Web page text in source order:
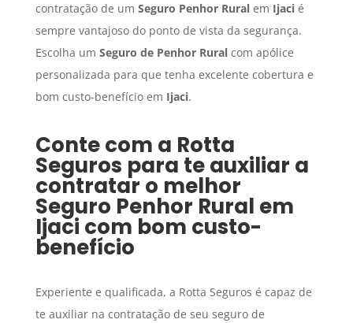
contratação de um Seguro Penhor Ruralem Ijacié
sempre vantajoso do ponto de vista da segurança.
Escolha um Seguro de Penhor Ruralcom apólice
personalizada para que tenha excelente cobertura e
bom custo-benefício em Ijaci.
Conte com a Rotta
Seguros para te auxiliar a
contratar o melhor
Seguro Penhor Rural em
Ijaci com bom custo-
benefício
Experiente e qualificada, a Rotta Seguros é capaz de
te auxiliar na contratação de seu seguro de